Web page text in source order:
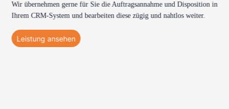
Wir übernehmen gerne für Sie die Auftragsannahme und Disposition in
Ihrem CRM-System und bearbeiten diese zügig und nahtlos weiter.
Leistung ansehen